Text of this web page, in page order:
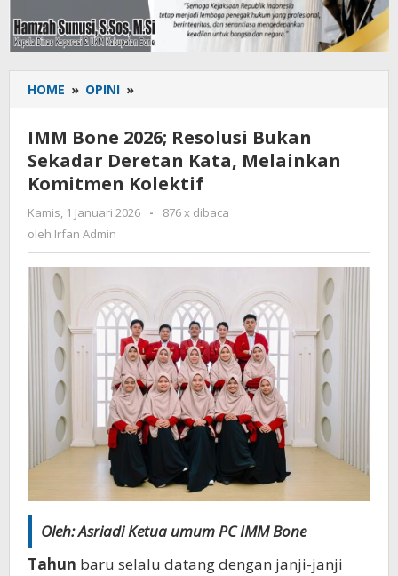
HOME » OPINI »
Bone
Resolusi
Bukan
Sekadar
Kata,
Komitmen
IMM Bone 2026; Resolusi Bukan
Sekadar Deretan Kata, Melainkan
Komitmen Kolektif
Kamis, 1 Januari 2026
oleh
-
876 x dibaca
oleh Irfan Admin
Oleh: Asriadi Ketua umum PC IMM Bone
Tahun baru selalu datang dengan janji-janji